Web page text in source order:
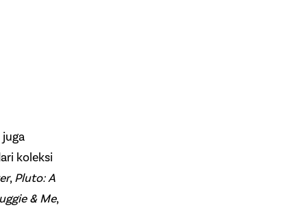
koleksi
,Pluto: A
& Me,